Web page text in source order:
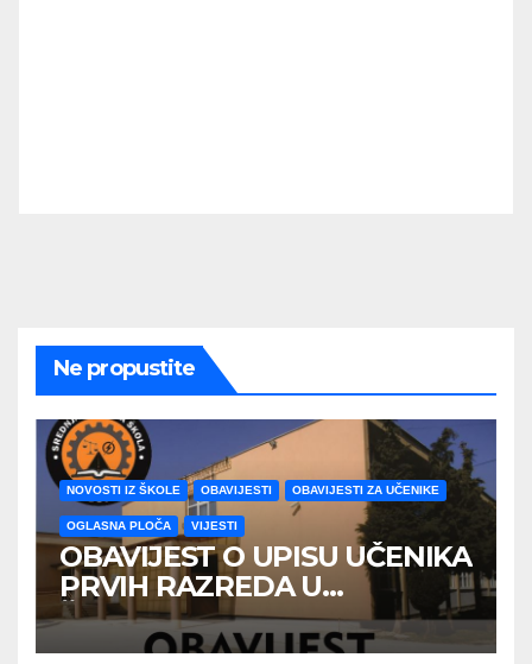
Ne propustite
NOVOSTI IZ ŠKOLE OBAVIJESTI OBAVIJESTI ZA UČENIKE
OGLASNA PLOČA VIJESTI
OBAVIJEST O UPISU UČENIKA
PRVIH RAZREDA U
ŠKOLSKOJ 2026/2027
GODINE